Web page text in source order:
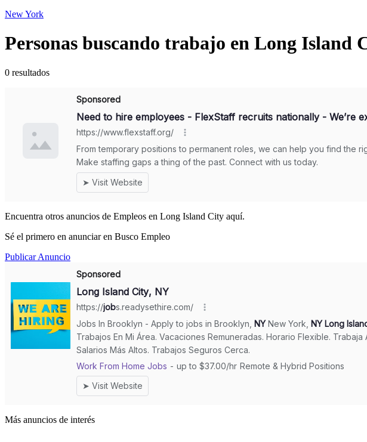
New York
Personas buscando trabajo en Long Island
0 resultados
Encuentra otros anuncios de Empleos en Long Island City aquí.
Sé el primero en anunciar en Busco Empleo
Publicar Anuncio
Más anuncios de interés